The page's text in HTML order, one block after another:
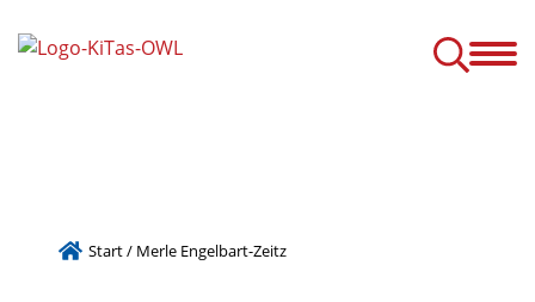
KarriereAktuelles
Start/ Merle Engelbart-Zeitz